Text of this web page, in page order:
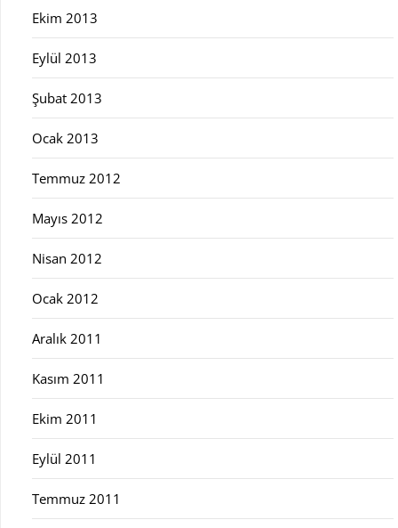
Ekim 2013
Eylül 2013
Şubat 2013
Ocak 2013
Temmuz 2012
Mayıs 2012
Nisan 2012
Ocak 2012
Aralık 2011
Kasım 2011
Ekim 2011
Eylül 2011
Temmuz 2011